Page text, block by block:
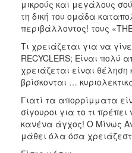
μικρούς και μεγάλους
τη δική του ομάδα
περιβάλλοντος! τους
Τι χρειάζεται για να
RECYCLERS; Είναι πολύ
χρειάζεται είναι
βρίσκονται …
Γιατί τα απορρίμματα
σίγουροι για το τι
κανένα άγχος! Ο Μίνως
μάθει όλα όσα